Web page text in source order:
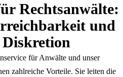
Rechtsanwälte:
und
Diskretion
für Anwälte und unser
zahlreiche Vorteile. Sie leiten die